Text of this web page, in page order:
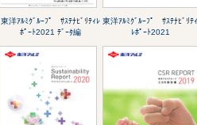
東洋ｱﾙﾐｸﾞﾙｰﾌﾟ ｻｽﾃﾅﾋﾞﾘﾃｨﾚ
ﾎﾟｰﾄ2021 ﾃﾞｰﾀ編
東洋ｱﾙﾐｸﾞﾙｰﾌﾟ ｻｽﾃﾅﾋﾞﾘﾃ
ﾚﾎﾟｰﾄ2021